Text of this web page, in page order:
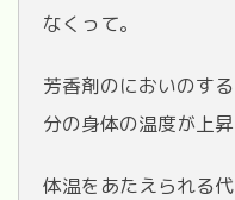
なくって。
芳香剤のにおいのす
分の身体の温度が上昇
体温をあたえられる